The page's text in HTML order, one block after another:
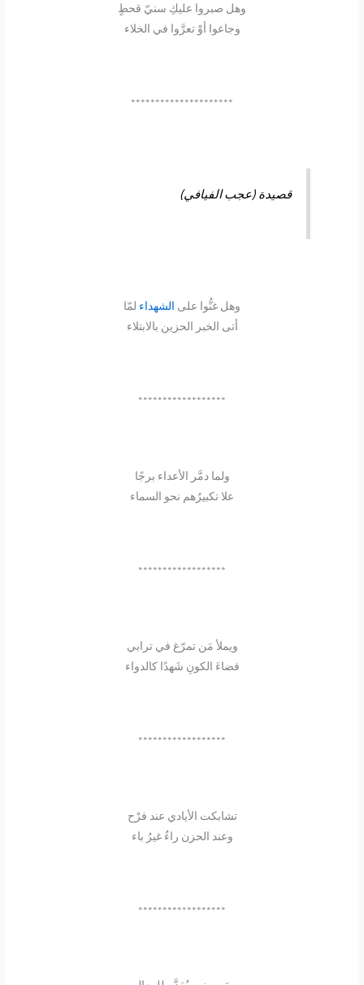
وهل صبروا عليكِ سنيّ قحطٍ
وجاعوا أوْ تعرَّوا في الخلاء
*********************
قصيدة (عجب الفيافي)
وهل غنُّوا على الشهداء لمّا
أتى الخبر الحزين بالابتلاء
******************
ولما دمَّر الأعداء برجًا
علا تكبيرُهم نحو السماء
******************
ويملأ مَن تمرّغ في ترابي
فضاءَ الكونِ شَهدًا كالدواء
******************
تشابكت الأيادي عند فرْح
وعند الحزن راءٌ غيرُ باء
******************